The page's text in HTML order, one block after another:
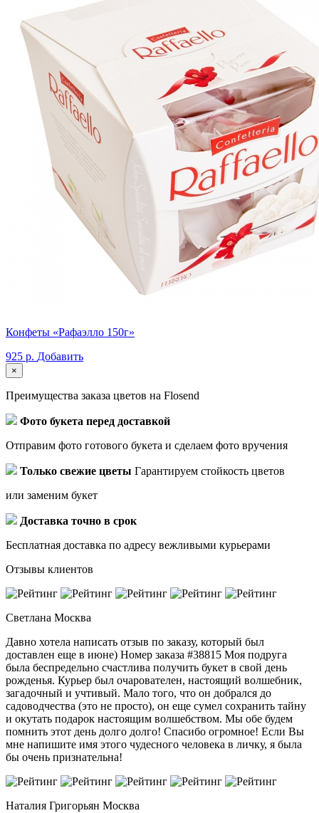
Конфеты «Рафаэлло 150г»
925 р. Добавить
×
Преимущества заказа цветов на Flosend
Фото букета перед доставкой
Отправим фото готового букета и сделаем фото вручения
Только свежие цветы Гарантируем стойкость цветов
или заменим букет
Доставка точно в срок
Бесплатная доставка по адресу вежливыми курьерами
Отзывы клиентов
Светлана Москва
Давно хотела написать отзыв по заказу, который был
доставлен еще в июне) Номер заказа #38815 Моя подруга
была беспредельно счастлива получить букет в свой день
рожденья. Курьер был очарователен, настоящий волшебник,
загадочный и учтивый. Мало того, что он добрался до
садоводчества (это не просто), он еще сумел сохранить тайну
и окутать подарок настоящим волшебством. Мы обе будем
помнить этот день долго долго! Спасибо огромное! Если Вы
мне напишите имя этого чудесного человека в личку, я была
бы очень признательна!
Наталия Григорьян Москва